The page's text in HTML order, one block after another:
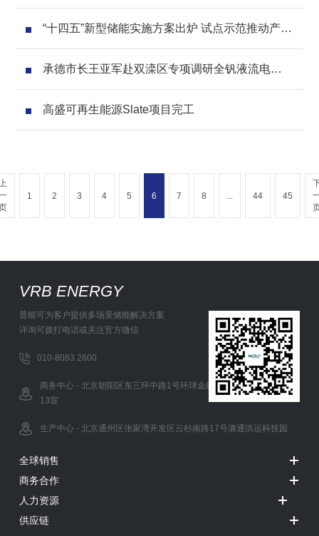
颈性难题
“十四五”新型储能实施方案出炉 试点示范推动产业
化进程
承德市长王亚军赴双滦区专项调研全钒液流电池
储能产业
高盛可再生能源Slate项目完工
1 2 3 4 5 6 7 8 44 45
VRB ENERGY
普能可为客户提供多场景储能解决方案
详询可拨打电话或关注官方微信
010-8083 2600
商务中心 - 北京朝阳区东三环中路1号环球金融中心办公西塔5层12-
13室
生产中心 - 北京通州区张家湾开发区云杉南路17号潞通洪运科技园
全球销售
商务合作
人力资源
供应链